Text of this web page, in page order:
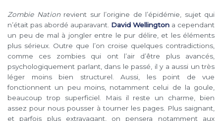
Zombie Nationrevient sur l’origine de l’épidémie, sujet qui
n’était pas abordé auparavant. David Wellington a cependant
un peu de mal à jongler entre le pur délire, et les éléments
plus sérieux. Outre que l’on croise quelques contradictions,
comme ces zombies qui ont l’air d’être plus avancés,
psychologiquement parlant, dans le passé, il y a aussi un très
léger moins bien structurel. Aussi, les point de vue
fonctionnent un peu moins, notamment celui de la goule,
beaucoup trop superficiel. Mais il reste un charme, bien
assez pour nous pousser à tourner les pages. Plus saignant,
et parfois plus extravagant, on pensera notamment aux